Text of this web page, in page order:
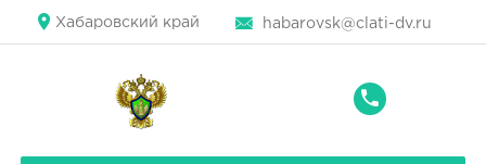
Хабаровский край habarovsk@clati-dv.ru
+7
42-